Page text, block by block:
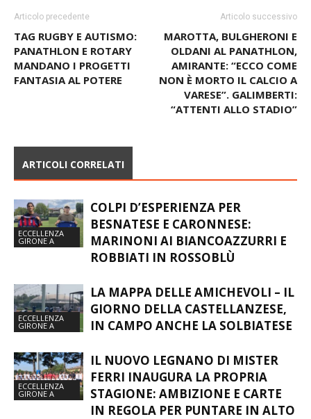
Articolo precedente
TAG RUGBY E AUTISMO:
PANATHLON E ROTARY
MANDANO I PROGETTI
FANTASIA AL POTERE
Articolo successivo
MAROTTA, BULGHERONI E
OLDANI AL PANATHLON,
AMIRANTE: “ECCO COME
NON È MORTO IL CALCIO A
VARESE”. GALIMBERTI:
“ATTENTI ALLO STADIO”
ARTICOLI CORRELATI
ECCELLENZA
GIRONE A
COLPI D’ESPERIENZA PER
BESNATESE E CARONNESE:
MARINONI AI BIANCOAZZURRI E
ROBBIATI IN ROSSOBLÙ
ECCELLENZA
GIRONE A
LA MAPPA DELLE AMICHEVOLI – IL
GIORNO DELLA CASTELLANZESE,
IN CAMPO ANCHE LA SOLBIATESE
ECCELLENZA
GIRONE A
IL NUOVO LEGNANO DI MISTER
FERRI INAUGURA LA PROPRIA
STAGIONE: AMBIZIONE E CARTE
IN REGOLA PER PUNTARE IN ALTO